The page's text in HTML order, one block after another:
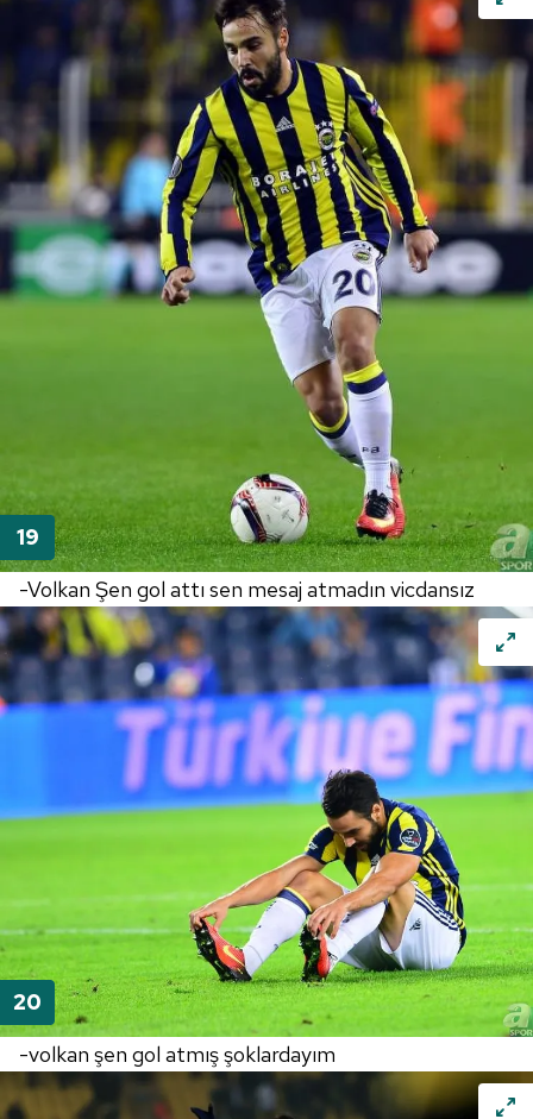
-Volkan Şen gol attı sen mesaj atmadın vicdansız
-volkan şen gol atmış şoklardayım